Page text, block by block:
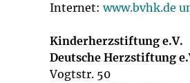
Internet:www.bvhk.de
Kinderherzstiftung e.V.
Deutsche Herzstiftung
Vogtstr. 50